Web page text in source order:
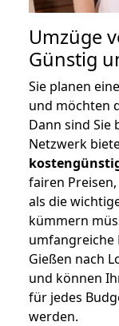
Umzüge
Günstig
Sie planen
und möchten
Dann sind Sie
Netzwerk
fairen
als die
kümmern
umfangreiche
Gießen nach
und können
für jedes
werden.